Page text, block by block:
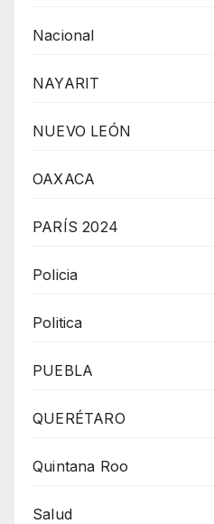
Nacional
NAYARIT
NUEVO LEÓN
OAXACA
PARÍS 2024
Policia
Politica
PUEBLA
QUERÉTARO
Quintana Roo
Salud